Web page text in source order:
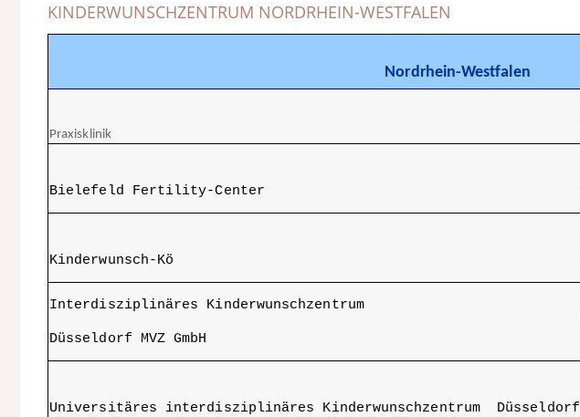
KINDERWUNSCHZENTRUM NORDRHEIN-WESTFALEN
Nordrhein-Westfalen
Praxisklinik
Bielefeld Fertility-Center
Kinderwunsch-Kö
Interdisziplinäres Kinderwunschzentrum
Düsseldorf MVZ GmbH
Universitäres interdisziplinäres Kinderwunschzentrum Düsseldorf